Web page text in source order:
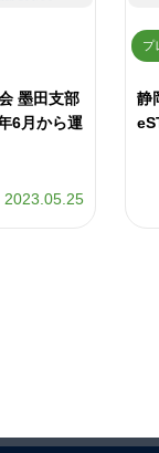
墨田支部
6月から運
2023.05.25
プ
静